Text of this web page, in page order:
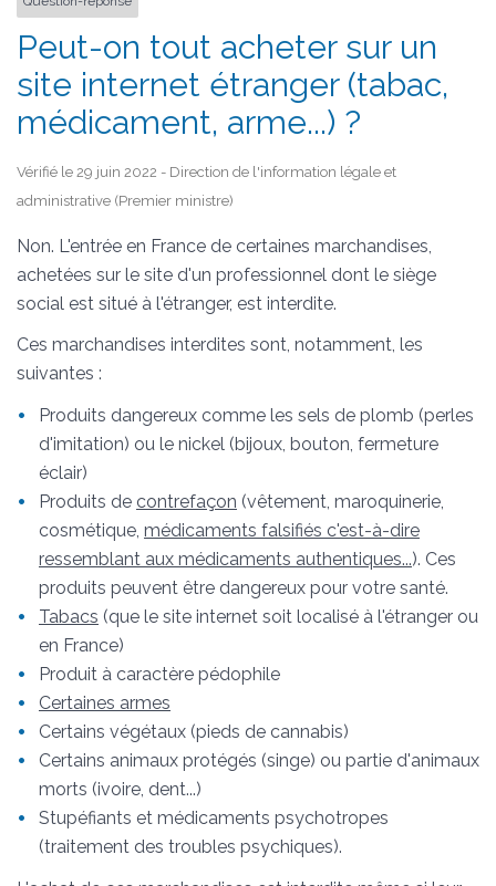
Peut-on tout acheter sur un
site internet étranger (tabac,
médicament, arme...) ?
Vérifié le 29 juin 2022 - Direction de l'information légale et
administrative (Premier ministre)
Non. L'entrée en France de certaines marchandises,
achetées sur le site d'un professionnel dont le siège
social est situé à l'étranger, est interdite.
Ces marchandises interdites sont, notamment, les
suivantes :
Produits dangereux comme les sels de plomb (perles
d'imitation) ou le nickel (bijoux, bouton, fermeture
éclair)
Produits de contrefaçon (vêtement, maroquinerie,
cosmétique, médicaments falsifiés c'est-à-dire
ressemblant aux médicaments authentiques...). Ces
produits peuvent être dangereux pour votre santé.
Tabacs (que le site internet soit localisé à l'étranger ou
en France)
Produit à caractère pédophile
Certaines armes
Certains végétaux (pieds de cannabis)
Certains animaux protégés (singe) ou partie d'animaux
morts (ivoire, dent...)
Stupéfiants et médicaments psychotropes
(traitement des troubles psychiques).